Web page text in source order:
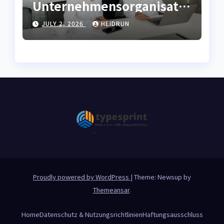
Unternehmensorganisatio
n mit effizienter
Ablaufkompetenz
JULY 2, 2026 HEIDRUN
Proudly powered by WordPress | Theme: Newsup by
Themeansar.
HomeDatenschutz & NutzungsrichtlinienHaftungsausschluss